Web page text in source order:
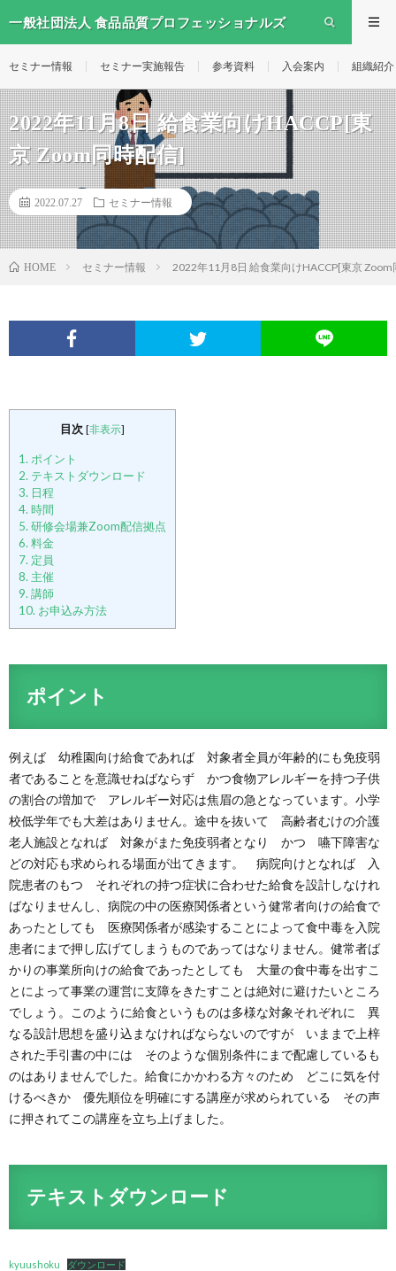
一般社団法人 食品品質プロフェッショナルズ
セミナー情報 セミナー実施報告 参考資料 入会案内 組織紹介
2022年11月8日 給食業向けHACCP[東
京 Zoom同時配信]
2022.07.27 セミナー情報
HOME セミナー情報 2022年11月8日 給食業向けHACCP[東京 Zoom
目次 [非表示]
1. ポイント
2. テキストダウンロード
3. 日程
4. 時間
5. 研修会場兼Zoom配信拠点
6. 料金
7. 定員
8. 主催
9. 講師
10. お申込み方法
ポイント
例えば 幼稚園向け給食であれば 対象者全員が年齢的にも免疫弱
者であることを意識せねばならず かつ食物アレルギーを持つ子供
の割合の増加で アレルギー対応は焦眉の急となっています。小学
校低学年でも大差はありません。途中を抜いて 高齢者むけの介護
老人施設となれば 対象がまた免疫弱者となり かつ 嚥下障害な
どの対応も求められる場面が出てきます。 病院向けとなれば 入
院患者のもつ それぞれの持つ症状に合わせた給食を設計しなけれ
ばなりませんし、病院の中の医療関係者という健常者向けの給食で
あったとしても 医療関係者が感染することによって食中毒を入院
患者にまで押し広げてしまうものであってはなりません。健常者ば
かりの事業所向けの給食であったとしても 大量の食中毒を出すこ
とによって事業の運営に支障をきたすことは絶対に避けたいところ
でしょう。このように給食というものは多様な対象それぞれに 異
なる設計思想を盛り込まなければならないのですが いままで上梓
された手引書の中には そのような個別条件にまで配慮しているも
のはありませんでした。給食にかかわる方々のため どこに気を付
けるべきか 優先順位を明確にする講座が求められている その声
に押されてこの講座を立ち上げました。
テキストダウンロード
kyuushoku ダウンロード